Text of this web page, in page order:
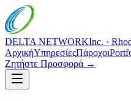
DELTA NETWORKInc. ·
ΑρχικήΥπηρεσίεςΠάροχοι
Ζητήστε Προσφορά →